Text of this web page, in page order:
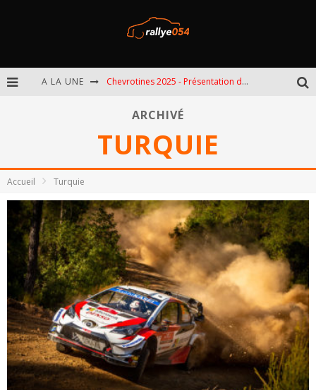
A LA UNE Chevrotines 2025 - Présentation de l'épreuve
Spa 2025 - Présentation de l'épreuve
ARCHIVÉ
TURQUIE
Accueil Turquie